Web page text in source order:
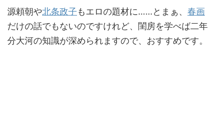
源頼朝や北条政子もエロの題材に……とまぁ、 春画
だけの話でもないのですけれど、閨房を学べば二年
分大河の知識が深められますので、おすすめです。